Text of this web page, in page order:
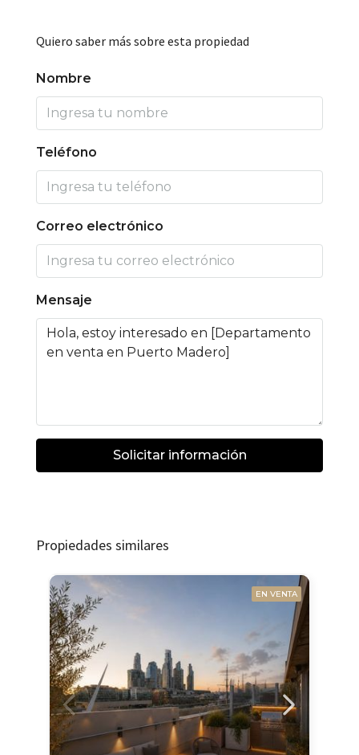
Quiero saber más sobre esta propiedad
Nombre
Teléfono
Correo electrónico
Mensaje
Solicitar información
Propiedades similares
EN VENTA